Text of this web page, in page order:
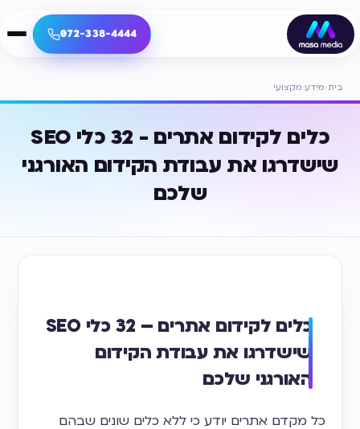
072-338-4444
בית›מידע מקצועי
כלים לקידום אתרים - 32 כלי SEO
שישדרגו את עבודת הקידום האורגני
שלכם
כלים לקידום אתרים – 32 כלי SEO
שישדרגו את עבודת הקידום
האורגני שלכם
כל מקדם אתרים יודע כי ללא כלים שונים שבהם